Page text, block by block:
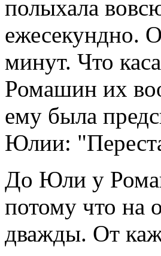
полыхала
ежесекундно.
минут. Что
Ромашин их
ему была
Юлии:
До Юли у
потому что на
дважды. От